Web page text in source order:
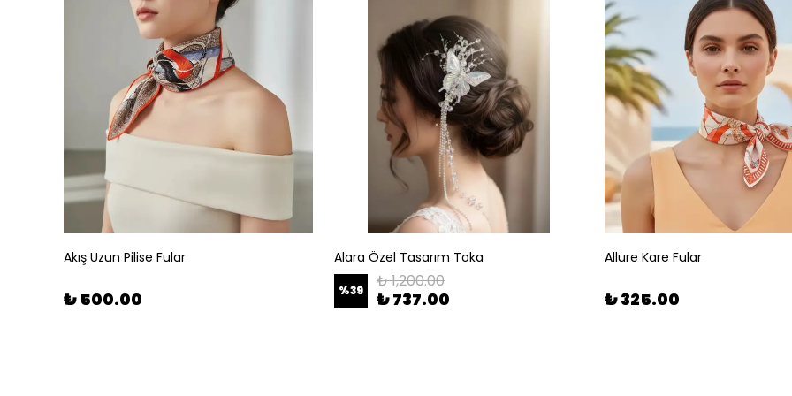
Akış Uzun Pilise Fular
₺ 500.00
Alara Özel Tasarım Toka
%39 ₺ 1,200.00
₺ 737.00
Allure Kare Fular
₺ 325.00